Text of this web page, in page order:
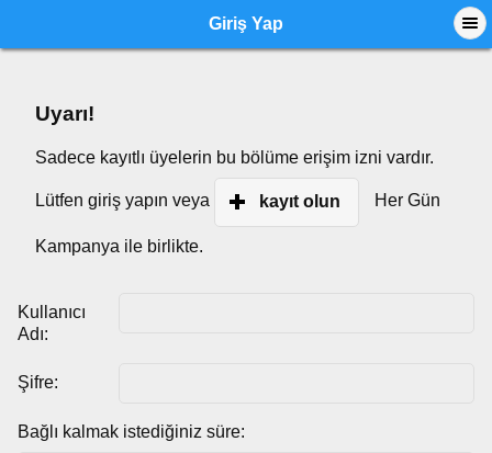
Giriş Yap
Uyarı!
Sadece kayıtlı üyelerin bu bölüme erişim izni vardır.
Lütfen giriş yapın veya kayıt olun Her Gün
Kampanya ile birlikte.
Kullanıcı
Adı:
Şifre:
Bağlı kalmak istediğiniz süre: